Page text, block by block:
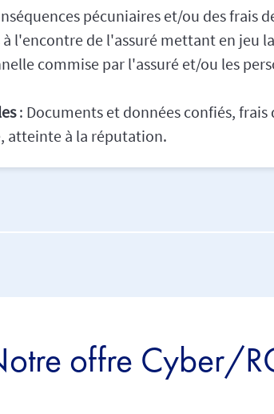
pécuniaires et/ou des frais
l'encontre de l'assuré mettant en jeu
commise par l'assuré et/ou les
: Documents et données confiés,
atteinte à la réputation.
offre Cyber/